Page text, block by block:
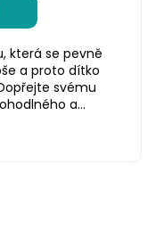
která se pevně
a proto dítko
svému
a...